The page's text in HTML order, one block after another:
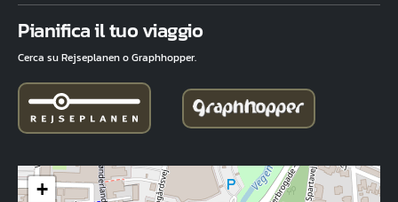
Pianifica il tuo viaggio
Cerca su Rejseplanen o Graphhopper.
+